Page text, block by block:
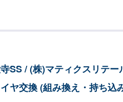
SS / (株)マティクスリテー
ヤ交換 (組み換え・持ち込